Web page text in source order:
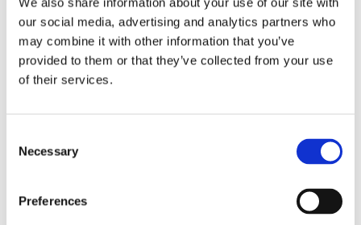
our social media, advertising and analytics partners who
may combine it with other information that you’ve
provided to them or that they’ve collected from your use
of their services.
Selection
Necessary
Preferences
asiakkaat, jotka nostivat Oivan maan suosituimpien joukkoon
elokuussa.
Täällä nautit lounaaksi maistuvaa kotiruokaa ja iltaisin à la carte
suosio on yllättänyt jopa ravintolan työntekijät. Vuodesta
toiseen brunssipöytä vetää ravintolan pöydät täyteen ja
oikeutetusti Oivan brunssi on valittu koko Suomen toiseksi
parhaaksi.